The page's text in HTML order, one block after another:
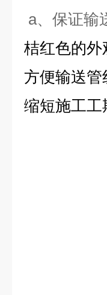
a、保证输
桔红色的
方便输送管
缩短施工工